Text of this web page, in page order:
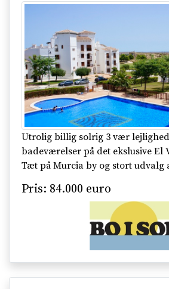
Utrolig billig solrig 3 vær
badeværelser på det ekslusive El
Tæt på Murcia by og stort udvalg
Pris: 84.000 euro